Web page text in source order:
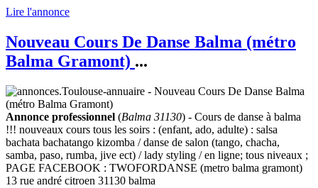
Lire l'annonce
Nouveau Cours De Danse Balma (métro
Balma Gramont) ...
Annonce professionnel (Balma 31130) - Cours de danse à balma
!!! nouveaux cours tous les soirs : (enfant, ado, adulte) : salsa
bachata bachatango kizomba / danse de salon (tango, chacha,
samba, paso, rumba, jive ect) / lady styling / en ligne; tous niveaux ;
PAGE FACEBOOK : TWOFORDANSE (metro balma gramont)
13 rue andré citroen 31130 balma